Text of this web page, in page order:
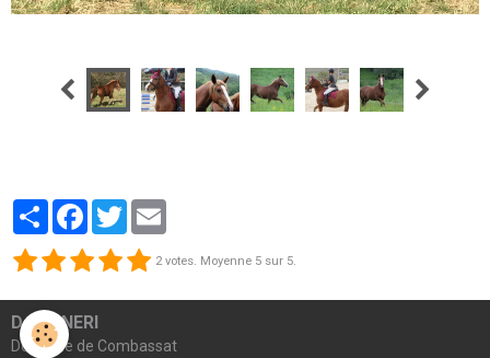
PartagerFacebook
Twitter
2votes. Moyenne 5 sur 5.
David NERI
Domaine de Combassat